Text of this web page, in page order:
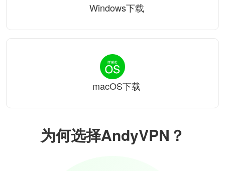
为何选择AndyVPN？
Windows下载
macOS下载